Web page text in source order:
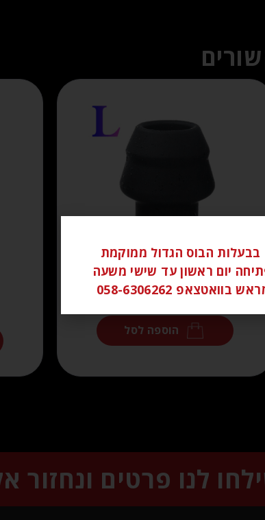
₪80.00
הוספה לסל
לנו פרטים ונחזור
לקוחות נכבדים החנות/מחסן HUNK בבעלות הבוס הגדול ממוקמת
שעות הפתיחה יום ראשון עד שישי משעה